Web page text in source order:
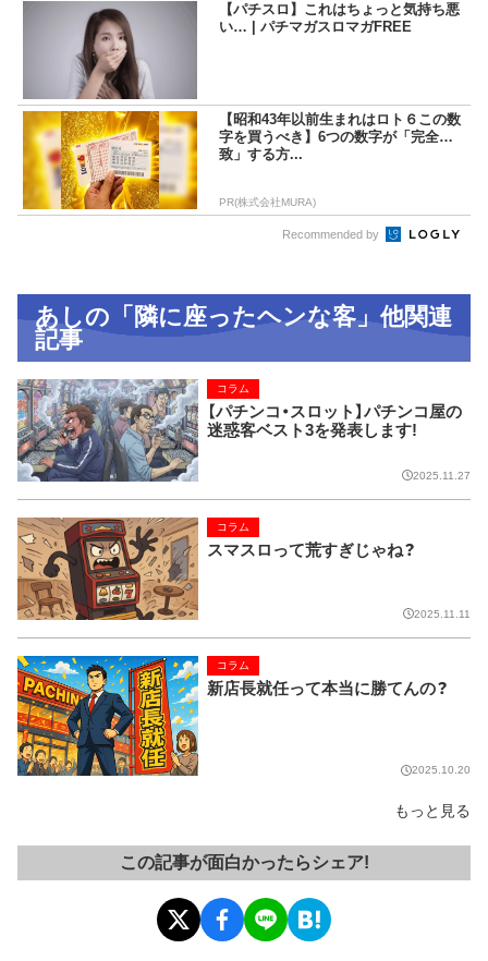
【パチスロ】これはちょっと気持ち悪
い… | パチマガスロマガFREE
【昭和43年以前生まれはロト６この数
字を買うべき】6つの数字が「完全一
致」する方...
PR(株式会社MURA)
Recommended by
あしの「隣に座ったヘンな客」他関連
記事
【パチンコ・スロット】パチンコ屋の
迷惑客ベスト3を発表します!
コラム
2025.11.27
スマスロって荒すぎじゃね？
コラム
2025.11.11
新店長就任って本当に勝てんの？
コラム
2025.10.20
もっと見る
この記事が面白かったらシェア!